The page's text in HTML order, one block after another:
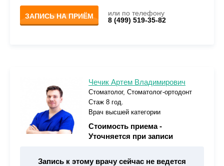
ЗАПИСЬ НА ПРИЁМ
или по телефону
8 (499) 519-35-82
Чечик Артем Владимирович
Стоматолог, Стоматолог-ортодонт
Стаж 8 год.
Врач высшей категории
Стоимость приема -
Уточняется при записи
Запись к этому врачу сейчас не ведется